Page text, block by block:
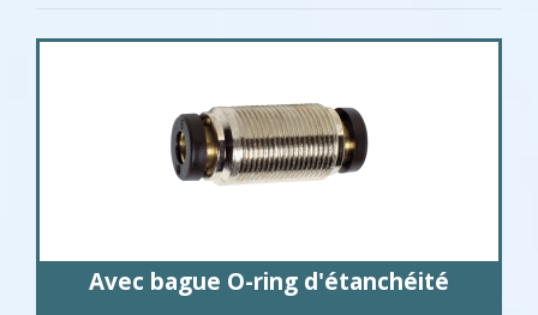
Avec bague O-ring d'étanchéité